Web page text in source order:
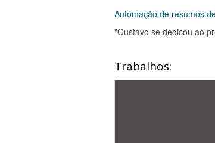
Automação de resumos
"Gustavo se dedicou ao
Trabalhos: